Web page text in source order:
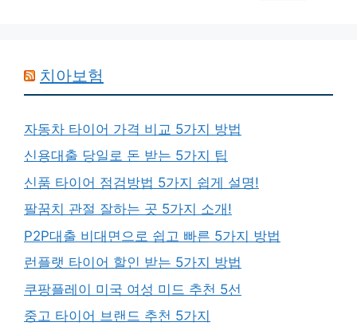
치아보험
자동차 타이어 가격 비교 5가지 방법
신용대출 당일로 돈 받는 5가지 팁
신품 타이어 점검방법 5가지 쉽게 설명!
팔꿈치 관절 잘하는 곳 5가지 소개!
P2P대출 비대면으로 쉽고 빠른 5가지 방법
런플랫 타이어 할인 받는 5가지 방법
쿠팡플레이 미국 여성 미드 추천 5선
중고 타이어 브랜드 추천 5가지